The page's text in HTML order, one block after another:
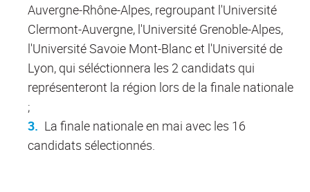
Auvergne-Rhône-Alpes, regroupant l'Université
Clermont-Auvergne, l'Université Grenoble-Alpes,
l'Université Savoie Mont-Blanc et l'Université de
Lyon, qui séléctionnera les 2 candidats qui
représenteront la région lors de la finale nationale
;
La finale nationale en mai avec les 16
candidats sélectionnés.